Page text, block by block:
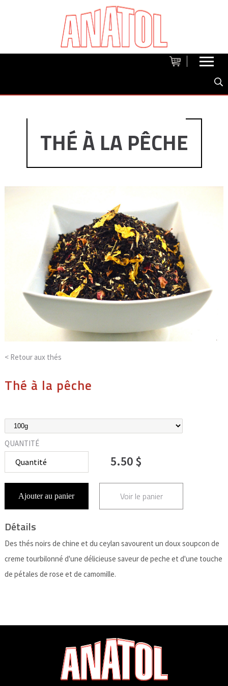
THÉ À LA PÊCHE
< Retour aux thés
Thé à la pêche
QUANTITÉ
5.50 $
Ajouter au panier Voir le panier
Détails
Des thés noirs de chine et du ceylan savourent un doux soupcon de
creme tourbilonné d'une délicieuse saveur de peche et d'une touche
de pétales de rose et de camomille.